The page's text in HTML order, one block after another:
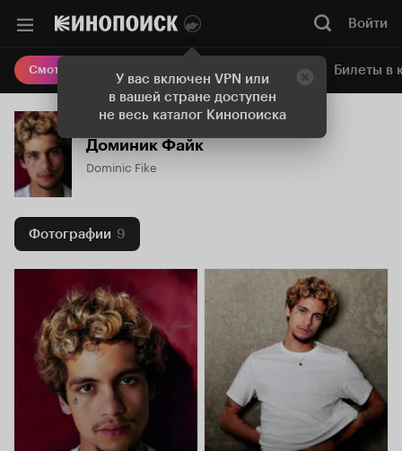
У вас включен VPN или
в вашей стране доступен
не весь каталог Кинопоиска
Войти
Смотреть кино Онлайн-кинотеатр Билеты в
Доминик Файк
Dominic Fike
Фотографии 9